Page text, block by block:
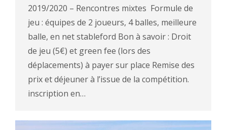
2019/2020 – Rencontres mixtes Formule de
jeu : équipes de 2 joueurs, 4 balles, meilleure
balle, en net stableford Bon à savoir : Droit
de jeu (5€) et green fee (lors des
déplacements) à payer sur place Remise des
prix et déjeuner à l’issue de la compétition.
inscription en…